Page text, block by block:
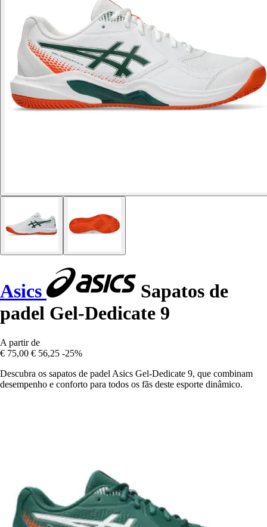
Asics
Sapatos de
padel Gel-Dedicate 9
A partir de
€ 75,00 € 56,25 -25%
Descubra os sapatos de padel Asics Gel-Dedicate 9, que combinam
desempenho e conforto para todos os fãs deste esporte dinâmico.